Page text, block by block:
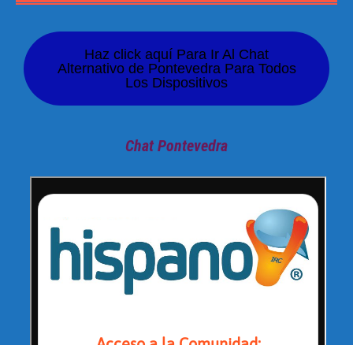
Haz click aquí Para Ir Al Chat
Alternativo de Pontevedra Para Todos
Los Dispositivos
Chat Pontevedra